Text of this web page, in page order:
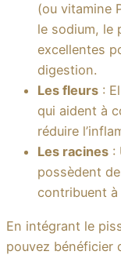
(ou vitamine
le sodium, le
excellentes
digestion.
Les fleurs :
qui aident à
réduire
Les racines :
possèdent
contribuent à
En intégrant le
pouvez bénéficier